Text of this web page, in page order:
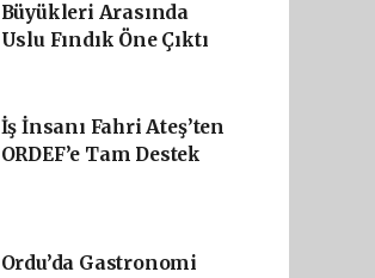
Büyükleri Arasında
Uslu Fındık Öne Çıktı
İş İnsanı Fahri Ateş’ten
ORDEF’e Tam Destek
Ordu’da Gastronomi